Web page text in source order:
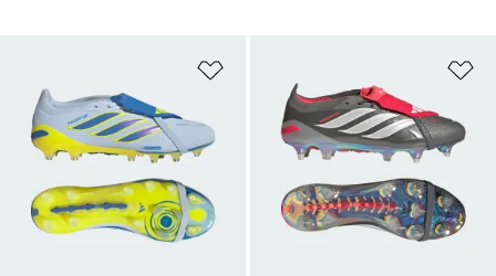
Aggiungi alla lista dei desideri